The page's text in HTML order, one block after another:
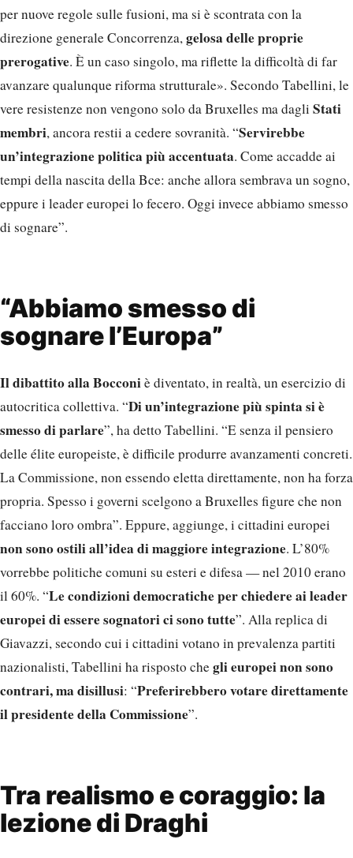
per nuove regole sulle fusioni, ma si è scontrata con la
direzione generale Concorrenza,gelosa delle proprie
prerogative. È un caso singolo, ma riflette la difficoltà di far
avanzare qualunque riforma strutturale». Secondo Tabellini, le
vere resistenze non vengono solo da Bruxelles ma dagli Stati
membri, ancora restii a cedere sovranità. “Servirebbe
un’integrazione politica più accentuata. Come accadde ai
tempi della nascita della Bce: anche allora sembrava un sogno,
eppure i leader europei lo fecero. Oggi invece abbiamo smesso
di sognare”.
“Abbiamo smesso di
sognare l’Europa”
Il dibattito alla Bocconiè diventato, in realtà, un esercizio di
autocritica collettiva. “Di un’integrazione più spinta si è
smesso di parlare”, ha detto Tabellini. “E senza il pensiero
delle élite europeiste, è difficile produrre avanzamenti concreti.
La Commissione, non essendo eletta direttamente, non ha forza
propria. Spesso i governi scelgono a Bruxelles figure che non
facciano loro ombra”. Eppure, aggiunge, i cittadini europei
non sono ostili all’idea di maggiore integrazione. L’80%
vorrebbe politiche comuni su esteri e difesa — nel 2010 erano
il 60%. “Le condizioni democratiche per chiedere ai leader
europei di essere sognatori ci sono tutte”. Alla replica di
Giavazzi, secondo cui i cittadini votano in prevalenza partiti
nazionalisti, Tabellini ha risposto chegli europei non sono
contrari, ma disillusi: “Preferirebbero votare direttamente
il presidente della Commissione”.
Tra realismo e coraggio: la
lezione di Draghi